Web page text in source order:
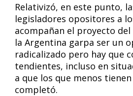
Relativizó, en este punto,
legisladores opositores a
acompañan el proyecto del
la Argentina garpa ser un
radicalizado pero hay que
tendientes, incluso en
a que los que menos
completó.